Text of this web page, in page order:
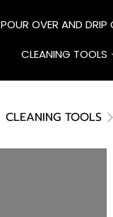
POUR OVER AND DRIP
CLEANING TOOLS
CLEANING TOOLS